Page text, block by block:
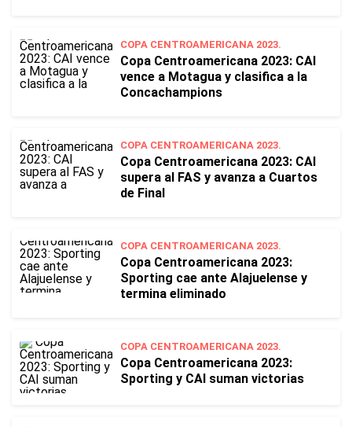
COPA CENTROAMERICANA 2023.
Copa Centroamericana 2023: CAI
vence a Motagua y clasifica a la
Concachampions
COPA CENTROAMERICANA 2023.
Copa Centroamericana 2023: CAI
supera al FAS y avanza a Cuartos
de Final
COPA CENTROAMERICANA 2023.
Copa Centroamericana 2023:
Sporting cae ante Alajuelense y
termina eliminado
COPA CENTROAMERICANA 2023.
Copa Centroamericana 2023:
Sporting y CAI suman victorias